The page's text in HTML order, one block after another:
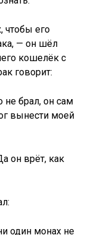
чтобы его
— он шёл
кошелёк с
говорит:
не брал, он сам
вынести моей
он врёт, как
один монах не